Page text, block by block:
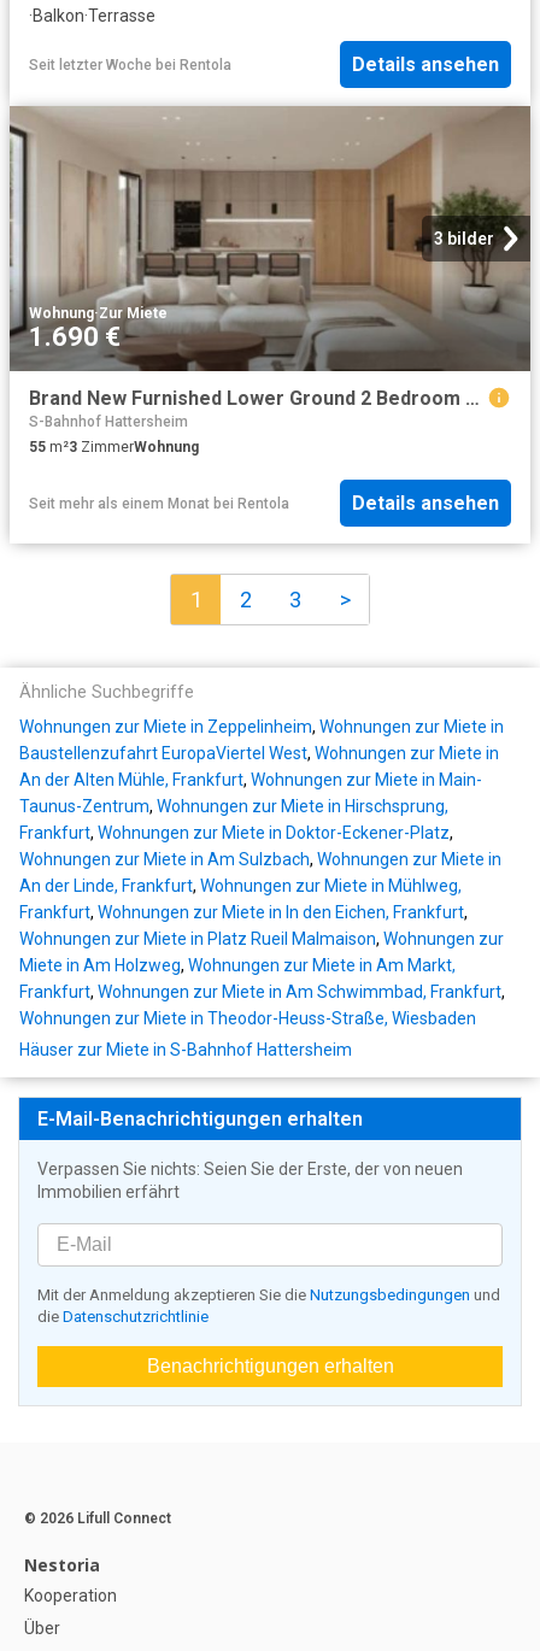
·Balkon·Terrasse
Seit letzter Woche bei Rentola Details ansehen
3 bilder
Wohnung·Zur Miete
1.690 €
Brand New Furnished Lower Ground 2 Bedroom Apartment with Small Shared Balcony in a QNG Certified Green Building in Kelsterbach
S-Bahnhof Hattersheim
55 m²3 ZimmerWohnung
Seit mehr als einem Monat bei Rentola Details ansehen
1 2 3 >
Ähnliche Suchbegriffe
Wohnungen zur Miete in Zeppelinheim, Wohnungen zur Miete in
Baustellenzufahrt EuropaViertel West, Wohnungen zur Miete in
An der Alten Mühle, Frankfurt, Wohnungen zur Miete in Main-
Taunus-Zentrum, Wohnungen zur Miete in Hirschsprung,
Frankfurt, Wohnungen zur Miete in Doktor-Eckener-Platz,
Wohnungen zur Miete in Am Sulzbach, Wohnungen zur Miete in
An der Linde, Frankfurt, Wohnungen zur Miete in Mühlweg,
Frankfurt, Wohnungen zur Miete in In den Eichen, Frankfurt,
Wohnungen zur Miete in Platz Rueil Malmaison, Wohnungen zur
Miete in Am Holzweg, Wohnungen zur Miete in Am Markt,
Frankfurt, Wohnungen zur Miete in Am Schwimmbad, Frankfurt,
Wohnungen zur Miete in Theodor-Heuss-Straße, Wiesbaden
Häuser zur Miete in S-Bahnhof Hattersheim
E-Mail-Benachrichtigungen erhalten
Verpassen Sie nichts: Seien Sie der Erste, der von neuen
Immobilien erfährt
Mit der Anmeldung akzeptieren Sie die Nutzungsbedingungen und
die Datenschutzrichtlinie
Benachrichtigungen erhalten
© 2026 Lifull Connect
Nestoria
Kooperation
Über